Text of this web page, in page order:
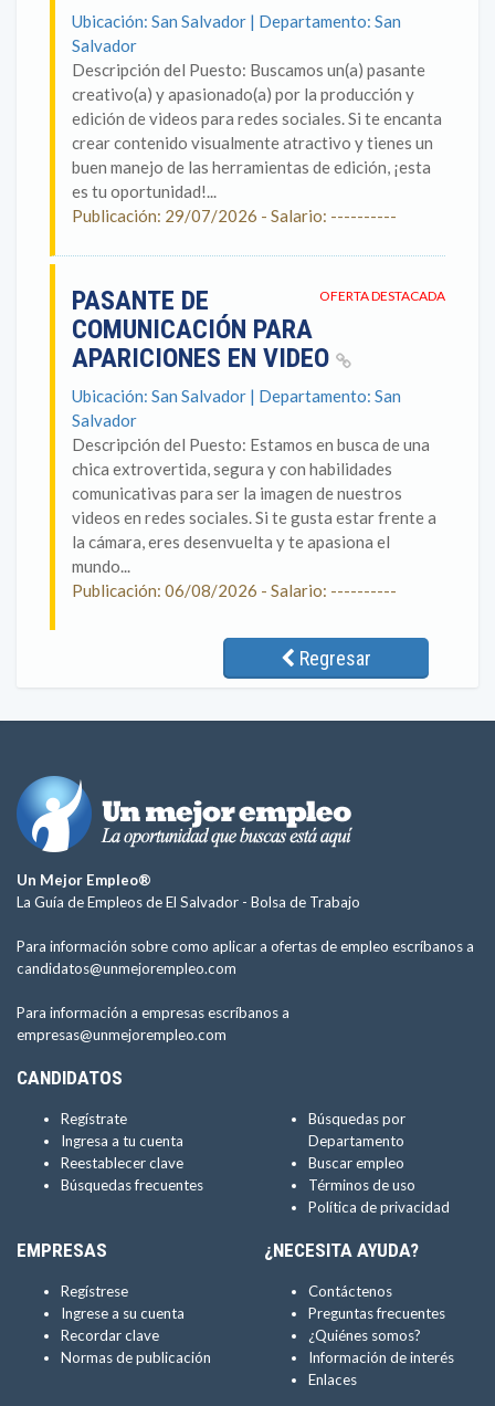
Ubicación: San Salvador | Departamento: San
Salvador
Descripción del Puesto: Buscamos un(a) pasante
creativo(a) y apasionado(a) por la producción y
edición de videos para redes sociales. Si te encanta
crear contenido visualmente atractivo y tienes un
buen manejo de las herramientas de edición, ¡esta
es tu oportunidad!...
Publicación: 29/07/2026 - Salario: ----------
OFERTA DESTACADA
PASANTE DE
COMUNICACIÓN PARA
APARICIONES EN VIDEO
Ubicación: San Salvador | Departamento: San
Salvador
Descripción del Puesto: Estamos en busca de una
chica extrovertida, segura y con habilidades
comunicativas para ser la imagen de nuestros
videos en redes sociales. Si te gusta estar frente a
la cámara, eres desenvuelta y te apasiona el
mundo...
Publicación: 06/08/2026 - Salario: ----------
Regresar
Un Mejor Empleo®
La Guía de Empleos de El Salvador - Bolsa de Trabajo
Para información sobre como aplicar a ofertas de empleo escríbanos a
candidatos@unmejorempleo.com
Para información a empresas escríbanos a
empresas@unmejorempleo.com
CANDIDATOS
Regístrate
Ingresa a tu cuenta
Reestablecer clave
Búsquedas frecuentes
Búsquedas por
Departamento
Buscar empleo
Términos de uso
Política de privacidad
EMPRESAS
Regístrese
Ingrese a su cuenta
Recordar clave
Normas de publicación
¿NECESITA AYUDA?
Contáctenos
Preguntas frecuentes
¿Quiénes somos?
Información de interés
Enlaces